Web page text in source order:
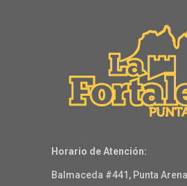
Horario de Atención:
Balmaceda #441, Punta